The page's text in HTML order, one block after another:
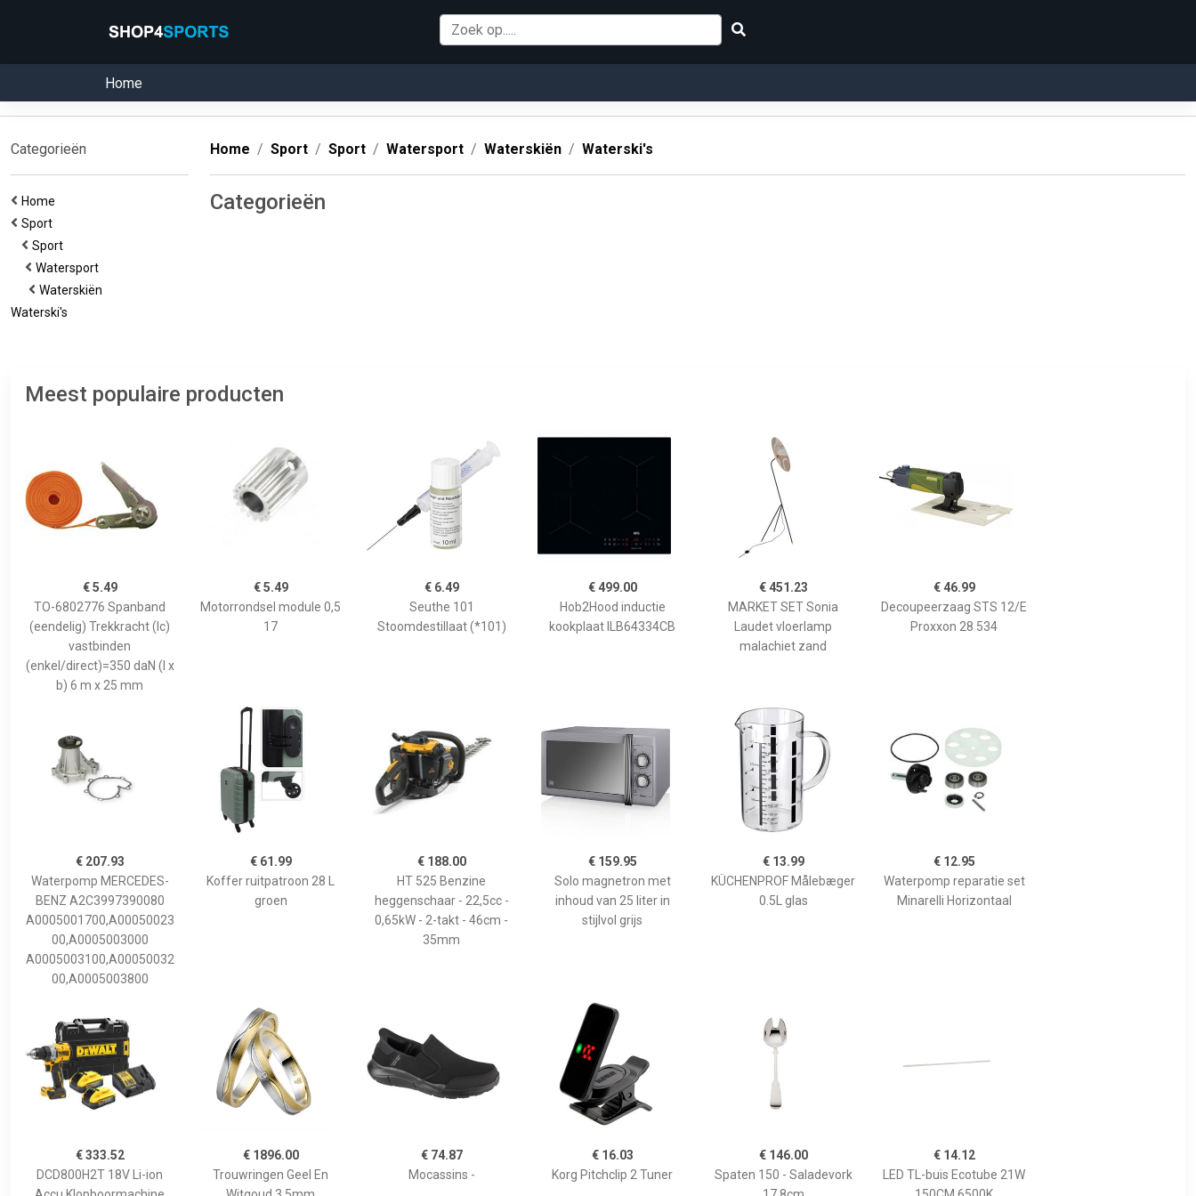
Home
Categorieën
Home
Sport
Sport
Watersport
Waterskiën
Waterski's
Home Sport Sport Watersport Waterskiën Waterski's
Categorieën
Meest populaire producten
€ 5.49
TO-6802776 Spanband
(eendelig) Trekkracht (lc)
vastbinden
(enkel/direct)=350 daN (l x
b) 6 m x 25 mm
€ 5.49
Motorrondsel module 0,5
17
€ 6.49
Seuthe 101
Stoomdestillaat (*101)
€ 499.00
Hob2Hood inductie
kookplaat ILB64334CB
€ 451.23
MARKET SET Sonia
Laudet vloerlamp
malachiet zand
€ 46.99
Decoupeerzaag STS 12/E
Proxxon 28 534
€ 207.93
Waterpomp MERCEDES-
BENZ A2C3997390080
A0005001700,A00050023
00,A0005003000
A0005003100,A00050032
00,A0005003800
€ 61.99
Koffer ruitpatroon 28 L
groen
€ 188.00
HT 525 Benzine
heggenschaar - 22,5cc -
0,65kW - 2-takt - 46cm -
35mm
€ 159.95
Solo magnetron met
inhoud van 25 liter in
stijlvol grijs
€ 13.99
KÜCHENPROF Målebæger
0.5L glas
€ 12.95
Waterpomp reparatie set
Minarelli Horizontaal
€ 333.52
DCD800H2T 18V Li-ion
€ 1896.00
Trouwringen Geel En
€ 74.87
Mocassins -
€ 16.03
Korg Pitchclip 2 Tuner
€ 146.00
Spaten 150 - Saladevork
€ 14.12
LED TL-buis Ecotube 21W